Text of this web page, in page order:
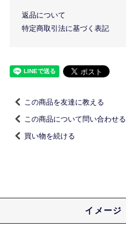
返品について
特定商取引法に基づく表記
この商品を友達に教える
この商品について問い合わせる
買い物を続ける
イメージ